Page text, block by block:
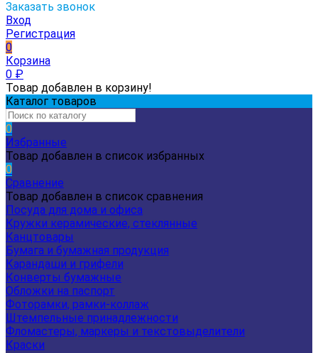
Заказать звонок
Вход
Регистрация
0
Корзина
0 ₽
Товар добавлен в корзину!
Каталог товаров
0
Избранные
Товар добавлен в список избранных
0
Сравнение
Товар добавлен в список сравнения
Посуда для дома и офиса
Кружки керамические, стеклянные
Канцтовары
Бумага и бумажная продукция
Карандаши и грифели
Конверты бумажные
Обложки на паспорт
Фоторамки, рамки-коллаж
Штемпельные принадлежности
Фломастеры, маркеры и текстовыделители
Краски